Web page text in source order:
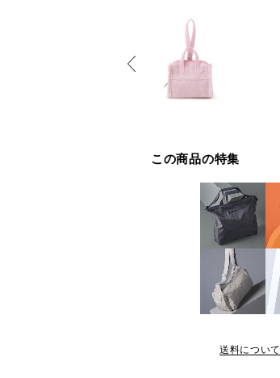
この商品の特集
送料について